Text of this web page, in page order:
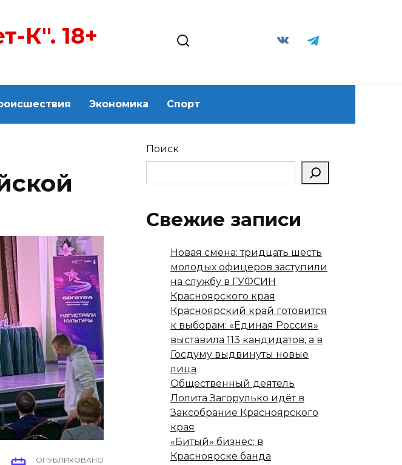
К". 18+
Экономика Спорт
ОПУБЛИКОВАНО
Поиск
Свежие записи
Новая смена: тридцать шесть
молодых офицеров заступили
на службу в ГУФСИН
Красноярского края
Красноярский край готовится
к выборам: «Единая Россия»
выставила 113 кандидатов, а в
Госдуму выдвинуты новые
лица
Общественный деятель
Лолита Загорулько идёт в
Заксобрание Красноярского
края
«Битый» бизнес: в
Красноярске банда